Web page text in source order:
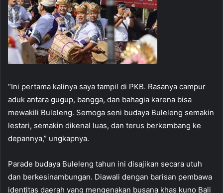
“Ini pertama kalinya saya tampil di PKB. Rasanya campur
aduk antara gugup, bangga, dan bahagia karena bisa
mewakili Buleleng. Semoga seni budaya Buleleng semakin
lestari, semakin dikenal luas, dan terus berkembang ke
depannya,” ungkapnya.
Parade budaya Buleleng tahun ini disajikan secara utuh
dan berkesinambungan. Diawali dengan barisan pembawa
identitas daerah yang mengenakan busana khas kuno Bali